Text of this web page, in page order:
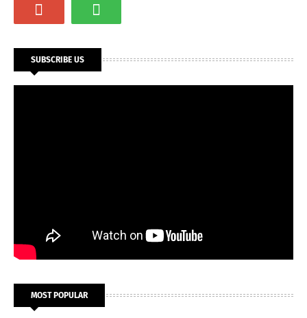
SUBSCRIBE US
MOST POPULAR